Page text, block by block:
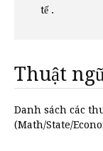
tế .
Thuật
Danh sách các
(Math/State/